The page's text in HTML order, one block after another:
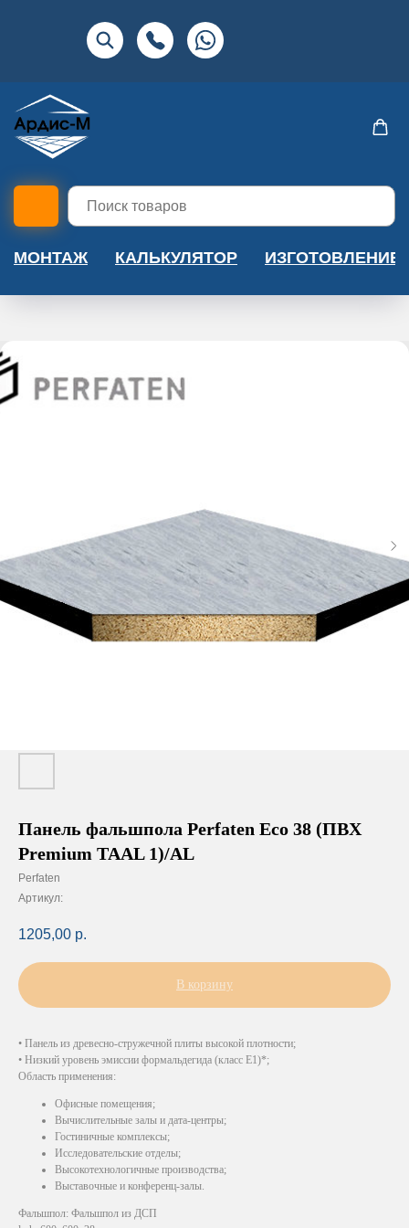
МОНТАЖ КАЛЬКУЛЯТОР ИЗГОТОВЛЕНИЕ
Панель фальшпола Perfaten Eco 38 (ПВХ
Premium TAAL 1)/AL
Perfaten
Артикул:
1205,00 р.
В корзину
• Панель из древесно-стружечной плиты высокой плотности;
• Низкий уровень эмиссии формальдегида (класс Е1)*;
Область применения:
Офисные помещения;
Вычислительные залы и дата-центры;
Гостиничные комплексы;
Исследовательские отделы;
Высокотехнологичные производства;
Выставочные и конференц-залы.
Фальшпол: Фальшпол из ДСП